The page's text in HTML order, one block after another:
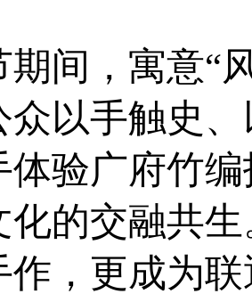
期间，寓意“
众以手触史
体验广府竹
化的交融共
作，更成为